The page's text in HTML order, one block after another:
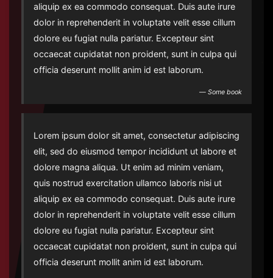
aliquip ex ea commodo consequat. Duis aute irure
dolor in reprehenderit in voluptate velit esse cillum
dolore eu fugiat nulla pariatur. Excepteur sint
occaecat cupidatat non proident, sunt in culpa qui
officia deserunt mollit anim id est laborum.
― Some book
Lorem ipsum dolor sit amet, consectetur adipiscing
elit, sed do eiusmod tempor incididunt ut labore et
dolore magna aliqua. Ut enim ad minim veniam,
quis nostrud exercitation ullamco laboris nisi ut
aliquip ex ea commodo consequat. Duis aute irure
dolor in reprehenderit in voluptate velit esse cillum
dolore eu fugiat nulla pariatur. Excepteur sint
occaecat cupidatat non proident, sunt in culpa qui
officia deserunt mollit anim id est laborum.